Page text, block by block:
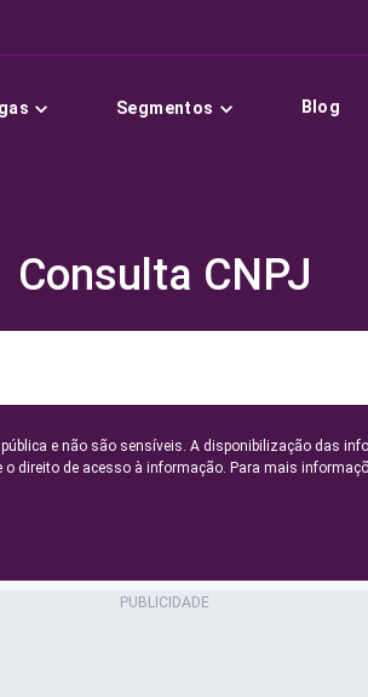
Segmentos Blog
Consulta CNPJ
e não são sensíveis. A disponibilização das
o direito de acesso à informação. Para mais